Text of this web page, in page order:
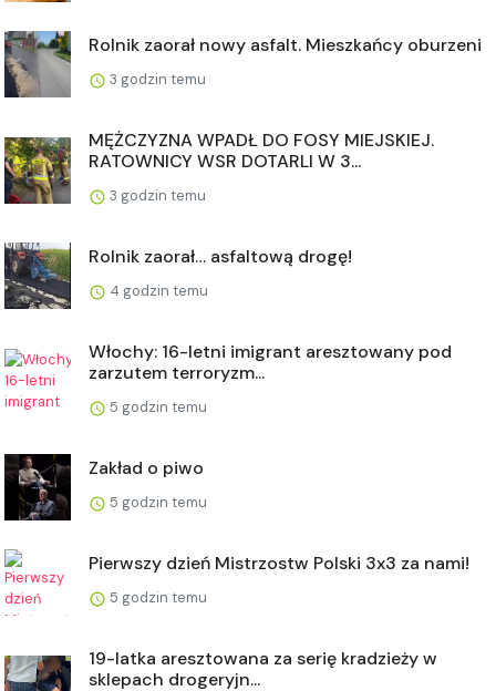
Rolnik zaorał nowy asfalt. Mieszkańcy oburzeni
3 godzin temu
MĘŻCZYZNA WPADŁ DO FOSY MIEJSKIEJ.
RATOWNICY WSR DOTARLI W 3...
3 godzin temu
Rolnik zaorał… asfaltową drogę!
4 godzin temu
Włochy: 16-letni imigrant aresztowany pod
zarzutem terroryzm...
5 godzin temu
Zakład o piwo
5 godzin temu
Pierwszy dzień Mistrzostw Polski 3x3 za nami!
5 godzin temu
19-latka aresztowana za serię kradzieży w
sklepach drogeryjn...